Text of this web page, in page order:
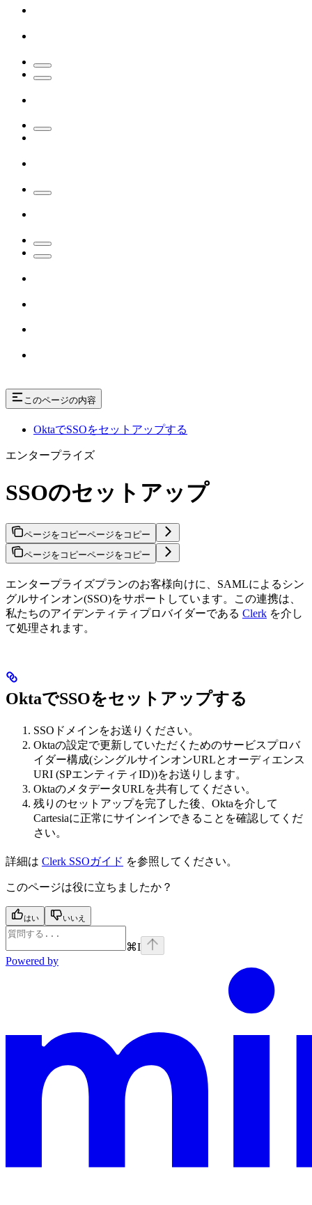
このページの内容
OktaでSSOをセットアップする
エンタープライズ
SSOのセットアップ
ページをコピーページをコピー
ページをコピーページをコピー
エンタープライズプランのお客様向けに、SAMLによるシン
グルサインオン(SSO)をサポートしています。この連携は、
私たちのアイデンティティプロバイダーである Clerk を介し
て処理されます。
OktaでSSOをセットアップする
SSOドメインをお送りください。
Oktaの設定で更新していただくためのサービスプロバ
イダー構成(シングルサインオンURLとオーディエンス
URI (SPエンティティID))をお送りします。
OktaのメタデータURLを共有してください。
残りのセットアップを完了した後、Oktaを介して
Cartesiaに正常にサインインできることを確認してくだ
さい。
詳細は Clerk SSOガイド を参照してください。
このページは役に立ちましたか？
はい いいえ
⌘I
Powered by